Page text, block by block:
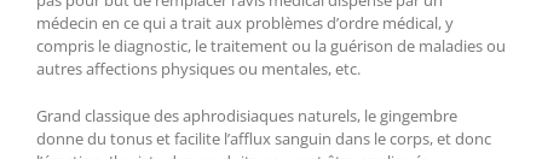
médecin en ce qui a trait aux problèmes d’ordre médical, y
compris le diagnostic, le traitement ou la guérison de maladies ou
autres affections physiques ou mentales, etc.
Grand classique des aphrodisiaques naturels, le gingembre
donne du tonus et facilite l’afflux sanguin dans le corps, et donc